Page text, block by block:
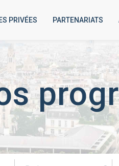
PRIVÉES PARTENARIATS